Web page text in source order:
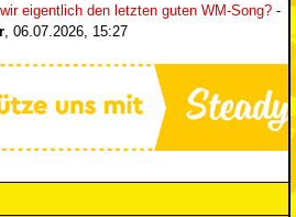
eigentlich den letzten guten WM-Song? -
, 06.07.2026, 15:27